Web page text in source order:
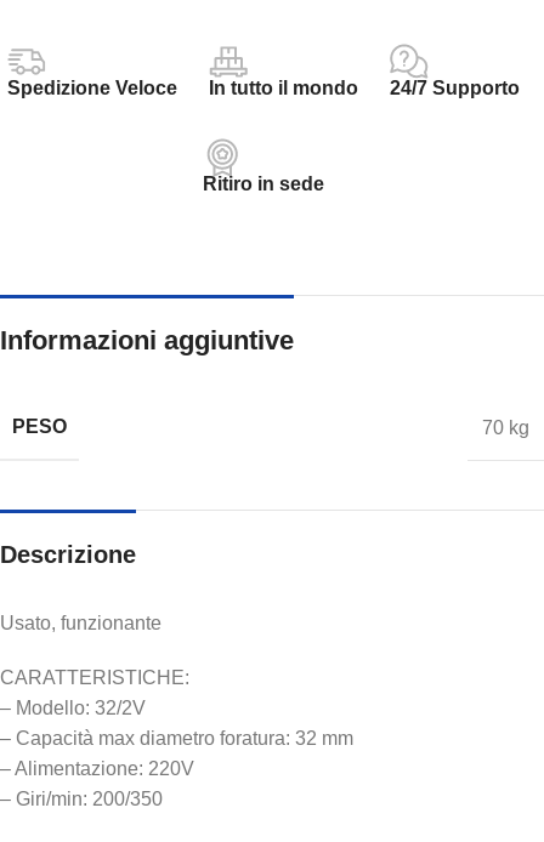
Spedizione Veloce In tutto il mondo 24/7 Supporto
Ritiro in sede
Informazioni aggiuntive
PESO 70 kg
Descrizione
Usato, funzionante
CARATTERISTICHE:
– Modello: 32/2V
– Capacità max diametro foratura: 32 mm
– Alimentazione: 220V
– Giri/min: 200/350